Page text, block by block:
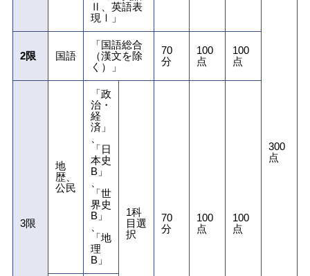
Ⅱ、英語表
現Ⅰ」
300
点
2限 国語
「国語総合
（漢文を除
く）」
70
分
100
点
100
点
3限
地
歴、
公民
「政
治・
経
済」
「日
本史
B」
「世
界史
B」
「地
理
B」
1科
目選
択
70
分
100
点
100
点